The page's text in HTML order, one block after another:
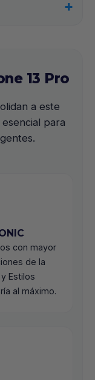
13 Pro
a este
para
con mayor
de la
Estilos
al máximo.